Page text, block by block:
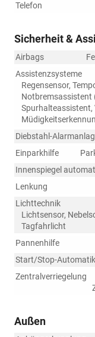
Telefon
Sicherheit &
Airbags
Assistenzsysteme
Regensensor,
Notbremsassistent
Spurhalteassistent,
Diebstahl-
Einparkhilfe
Innenspiegel
Lenkung
Lichttechnik
Lichtsensor,
Tagfahrlicht
Pannenhilfe
Start/Stop-Automatik
Zentralverriegelung
Außen